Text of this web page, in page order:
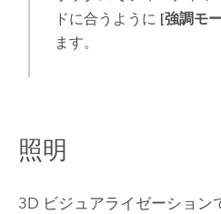
ドに合うように [強調モ
ます。
照明
3D ビジュアライゼーション